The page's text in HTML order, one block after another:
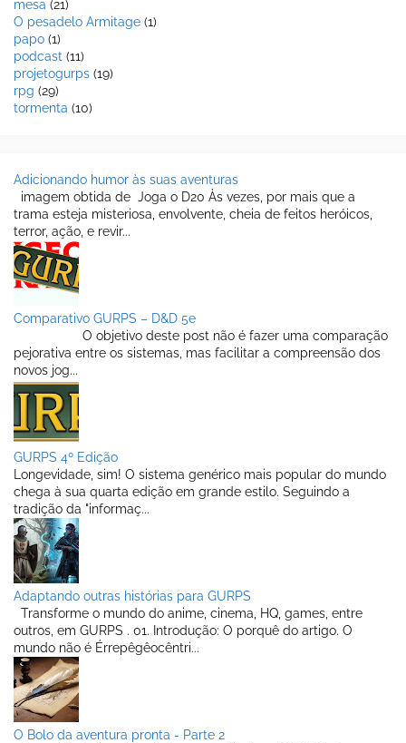
mesa (21)
O pesadelo Armitage (1)
papo (1)
podcast (11)
projetogurps (19)
rpg (29)
tormenta (10)
Adicionando humor às suas aventuras
imagem obtida de Joga o D20 Às vezes, por mais que a
trama esteja misteriosa, envolvente, cheia de feitos heróicos,
terror, ação, e revir...
Comparativo GURPS – D&D 5e
O objetivo deste post não é fazer uma comparação
pejorativa entre os sistemas, mas facilitar a compreensão dos
novos jog...
GURPS 4º Edição
Longevidade, sim! O sistema genérico mais popular do mundo
chega à sua quarta edição em grande estilo. Seguindo a
tradição da "informaç...
Adaptando outras histórias para GURPS
Transforme o mundo do anime, cinema, HQ, games, entre
outros, em GURPS . 01. Introdução: O porquê do artigo. O
mundo não é Érrepêgêocêntri...
O Bolo da aventura pronta - Parte 2